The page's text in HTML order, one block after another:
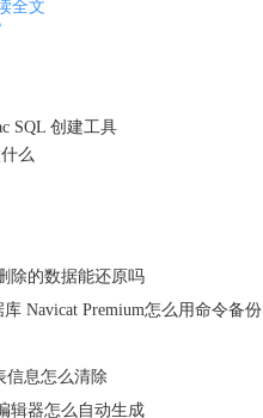
全文
SQL 创建工具
么
除的数据能还原吗
Navicat Premium怎么用命令备份
信息怎么清除
辑器怎么自动生成